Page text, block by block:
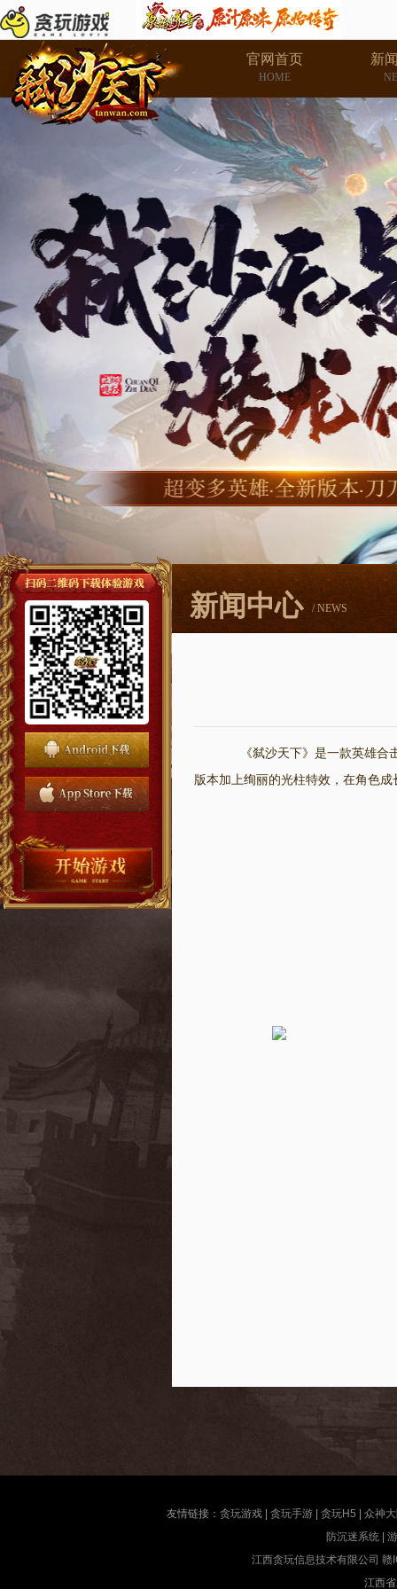
官网首页
HOME
新
新闻中心 / NEWS
《弑沙天下》是一款英雄合击
版本加上绚丽的光柱特效，在角色
友情链接： 贪玩游戏 贪玩手游 贪玩H5
众神
防沉迷系统|
江西贪玩信息技术有限公司 赣
江西